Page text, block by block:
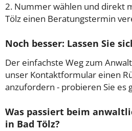
2. Nummer wählen und direkt
Tölz einen Beratungstermin
Noch besser: Lassen Sie
Der einfachste Weg zum
unser Kontaktformular einen
anzufordern - probieren Sie es
Was passiert beim
in Bad Tölz?